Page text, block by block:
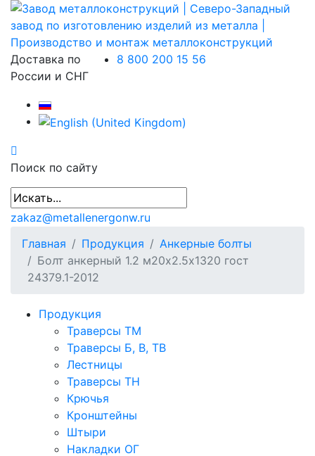
Доставка по
России и СНГ
8 800 200 15 56
Поиск по сайту
zakaz@metallenergonw.ru
Главная
Продукция
Анкерные болты
Болт анкерный 1.2 м20х2.5х1320 гост
24379.1-2012
Продукция
Траверсы ТМ
Траверсы Б, В, ТВ
Лестницы
Траверсы ТН
Крючья
Кронштейны
Штыри
Накладки ОГ